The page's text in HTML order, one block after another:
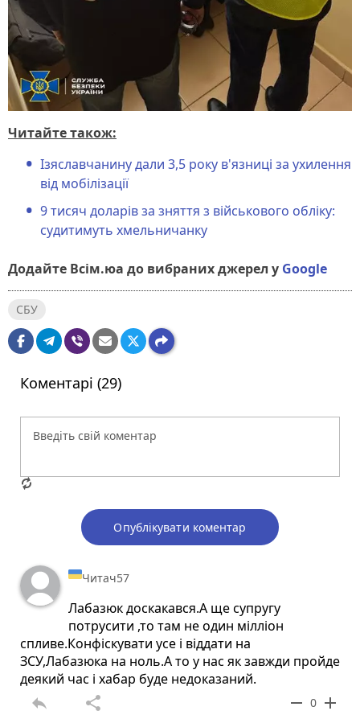
Читайте також:
Ізяславчанину дали 3,5 року в'язниці за ухилення
від мобілізації
9 тисяч доларів за зняття з військового обліку:
судитимуть хмельничанку
Додайте Всім.юа до вибраних джерел у Google
СБУ
Коментарі (29)
Опублікувати коментар
Читач57
Лабазюк доскакався.А ще супругу
потрусити ,то там не один мілліон
спливе.Конфіскувати усе і віддати на
ЗСУ,Лабазюка на ноль.А то у нас як завжди пройде
деякий час і хабар буде недоказаний.
reply share remove 0 add